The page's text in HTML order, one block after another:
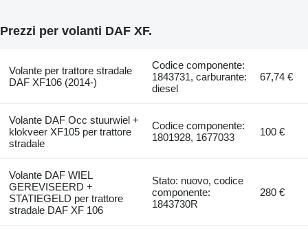
Prezzi per volanti DAF XF.
Volante per trattore stradale
DAF XF106 (2014-)
Codice componente:
1843731, carburante:
diesel
67,74 €
Volante DAF Occ stuurwiel +
klokveer XF105 per trattore
stradale
Codice componente:
1801928, 1677033
100 €
Volante DAF WIEL
GEREVISEERD +
STATIEGELD per trattore
stradale DAF XF 106
Stato: nuovo, codice
componente:
1843730R
280 €